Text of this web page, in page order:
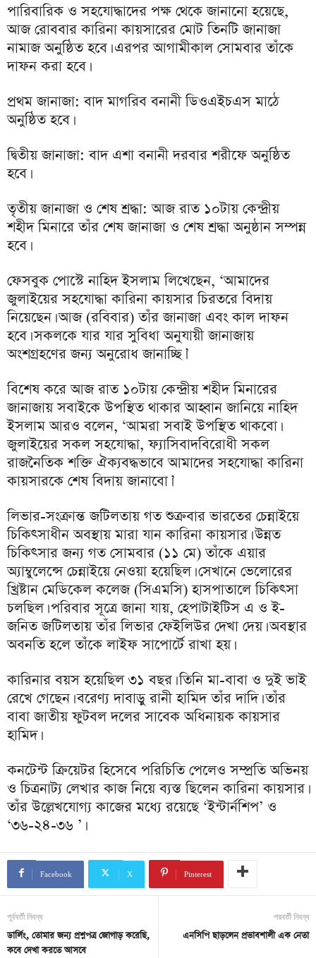
পারিবারিক ও সহযোদ্ধাদের পক্ষ থেকে জানানো হয়েছে,
আজ রোববার কারিনা কায়সারের মোট তিনটি জানাজা
নামাজ অনুষ্ঠিত হবে। এরপর আগামীকাল সোমবার তাঁকে
দাফন করা হবে।
প্রথম জানাজা: বাদ মাগরিব বনানী ডিওএইচএস মাঠে
অনুষ্ঠিত হবে।
দ্বিতীয় জানাজা: বাদ এশা বনানী দরবার শরীফে অনুষ্ঠিত
হবে।
তৃতীয় জানাজা ও শেষ শ্রদ্ধা: আজ রাত ১০টায় কেন্দ্রীয়
শহীদ মিনারে তাঁর শেষ জানাজা ও শেষ শ্রদ্ধা অনুষ্ঠান সম্পন্ন
হবে।
ফেসবুক পোস্টে নাহিদ ইসলাম লিখেছেন, ‘আমাদের
জুলাইয়ের সহযোদ্ধা কারিনা কায়সার চিরতরে বিদায়
নিয়েছেন। আজ (রবিবার) তাঁর জানাজা এবং কাল দাফন
হবে। সকলকে যার যার সুবিধা অনুযায়ী জানাজায়
অংশগ্রহণের জন্য অনুরোধ জানাচ্ছি।’
বিশেষ করে আজ রাত ১০টায় কেন্দ্রীয় শহীদ মিনারের
জানাজায় সবাইকে উপস্থিত থাকার আহ্বান জানিয়ে নাহিদ
ইসলাম আরও বলেন, ‘আমরা সবাই উপস্থিত থাকবো।
জুলাইয়ের সকল সহযোদ্ধা, ফ্যাসিবাদবিরোধী সকল
রাজনৈতিক শক্তি ঐক্যবদ্ধভাবে আমাদের সহযোদ্ধা কারিনা
কায়সারকে শেষ বিদায় জানাবো।’
লিভার-সংক্রান্ত জটিলতায় গত শুক্রবার ভারতের চেন্নাইয়ে
চিকিৎসাধীন অবস্থায় মারা যান কারিনা কায়সার। উন্নত
চিকিৎসার জন্য গত সোমবার (১১ মে) তাঁকে এয়ার
অ্যাম্বুলেন্সে চেন্নাইয়ে নেওয়া হয়েছিল। সেখানে ভেলোরের
খ্রিষ্টান মেডিকেল কলেজ (সিএমসি) হাসপাতালে চিকিৎসা
চলছিল। পরিবার সূত্রে জানা যায়, হেপাটাইটিস এ ও ই-
জনিত জটিলতায় তাঁর লিভার ফেইলিউর দেখা দেয়। অবস্থার
অবনতি হলে তাঁকে লাইফ সাপোর্টে রাখা হয়।
কারিনার বয়স হয়েছিল ৩১ বছর। তিনি মা-বাবা ও দুই ভাই
রেখে গেছেন। বরেণ্য দাবাড়ু রানী হামিদ তাঁর দাদি। তাঁর
বাবা জাতীয় ফুটবল দলের সাবেক অধিনায়ক কায়সার
হামিদ।
কনটেন্ট ক্রিয়েটর হিসেবে পরিচিতি পেলেও সম্প্রতি অভিনয়
ও চিত্রনাট্য লেখার কাজ নিয়ে ব্যস্ত ছিলেন কারিনা কায়সার।
তাঁর উল্লেখযোগ্য কাজের মধ্যে রয়েছে ‘ইন্টার্নশিপ’ ও
‘৩৬-২৪-৩৬ ’।
Facebook X Pinterest
পূর্ববর্তী নিবন্ধ
ডার্লিং, তোমার জন্য প্রশ্নপত্র জোগাড় করেছি,
কবে দেখা করতে আসবে
পরবর্তী নিবন্ধ
এনসিপি ছাড়লেন প্রভাবশালী এক নেতা